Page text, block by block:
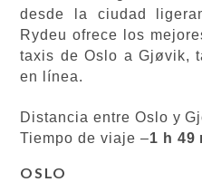
desde la ciudad
Rydeu ofrece los
taxis de Oslo a Gjøvik,
en línea.
Distancia entre Oslo y
Tiempo de viaje –1 h 49
OSLO